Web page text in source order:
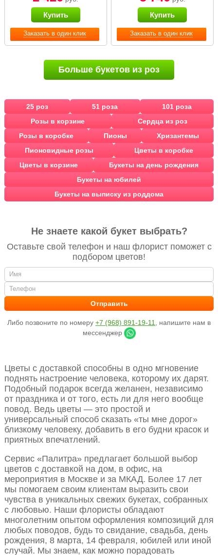
Заказать в один клик
Купить
Заказать в один клик
пожеланиями»
Купить
Больше букетов из роз
25 роз 51 роза
101 роза
Розы в корзине
Сердца из роз
Розы в коробке
Пионы
Хризантемы
Пионовидные розы
Цветы в коробке
Цветы в корзине
Букеты на день рождения
Букеты на юбилей
Букеты на выписку из роддома
Не знаете какой букет выбрать?
Оставьте свой телефон и наш флорист поможет с
подбором цветов!
Либо позвоните по номеру +7 (968) 891-19-11
, напишите нам в
мессенджер
Цветы с доставкой способны в одно мгновение
поднять настроение человека, которому их дарят.
Подобный подарок всегда желанен, независимо
от праздника и от того, есть ли для него вообще
повод. Ведь цветы — это простой и
универсальный способ сказать «ты мне дорог»
близкому человеку, добавить в его будни красок и
приятных впечатлений.
Сервис «Палитра» предлагает большой выбор
цветов с доставкой на дом, в офис, на
мероприятия в Москве и за МКАД. Более 17 лет
мы помогаем своим клиентам выразить свои
чувства в уникальных свежих букетах, собранных
с любовью. Наши флористы обладают
многолетним опытом оформления композиций для
любых поводов, будь то свидание, свадьба, день
рождения, 8 марта, 14 февраля, юбилей или иной
случай. Мы знаем, как можно порадовать